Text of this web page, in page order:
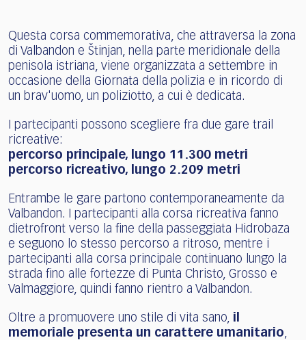
Questa corsa commemorativa, che attraversa la zona
di Valbandon e Štinjan, nella parte meridionale della
penisola istriana, viene organizzata a settembre in
occasione della Giornata della polizia e in ricordo di
un brav'uomo, un poliziotto, a cui è dedicata.
I partecipanti possono scegliere fra due gare trail
ricreative:
percorso principale, lungo 11.300 metri
percorso ricreativo, lungo 2.209 metri
Entrambe le gare partono contemporaneamente da
Valbandon. I partecipanti alla corsa ricreativa fanno
dietrofront verso la fine della passeggiata Hidrobaza
e seguono lo stesso percorso a ritroso, mentre i
partecipanti alla corsa principale continuano lungo la
strada fino alle fortezze di Punta Christo, Grosso e
Valmaggiore, quindi fanno rientro a Valbandon.
Oltre a promuovere uno stile di vita sano, il
memoriale presenta un carattere umanitario,